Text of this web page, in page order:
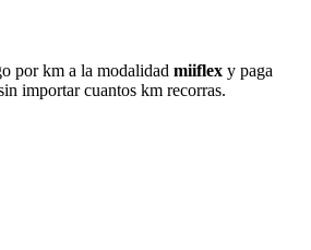
por km a la modalidad miiflex y paga
importar cuantos km recorras.